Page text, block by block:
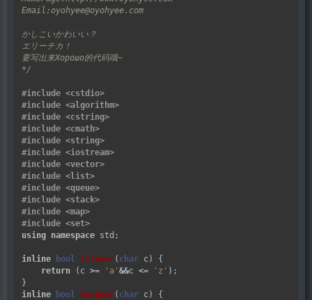
*/
#include <cstdio>
#include <algorithm>
#include <cstring>
#include <cmath>
#include <string>
#include <iostream>
#include <vector>
#include <list>
#include <queue>
#include <stack>
#include <map>
#include <set>
using namespace std;
inline bool islower( char c) {
return (c >= 'a' &&c <= 'z' );
inline
bool isupper( char c) {